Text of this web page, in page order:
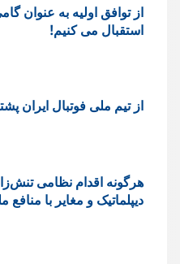
از توافق اولیه به عنوان
استقبال می کنیم!
از تیم ملی فوتبال ایران
هرگونه اقدام نظامی
دیپلماتیک و مغایر با